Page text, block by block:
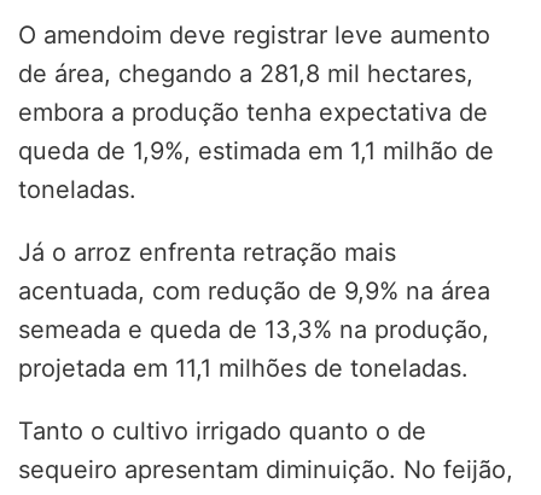
O amendoim deve registrar leve aumento
de área, chegando a 281,8 mil hectares,
embora a produção tenha expectativa de
queda de 1,9%, estimada em 1,1 milhão de
toneladas.
Já o arroz enfrenta retração mais
acentuada, com redução de 9,9% na área
semeada e queda de 13,3% na produção,
projetada em 11,1 milhões de toneladas.
Tanto o cultivo irrigado quanto o de
sequeiro apresentam diminuição. No feijão,